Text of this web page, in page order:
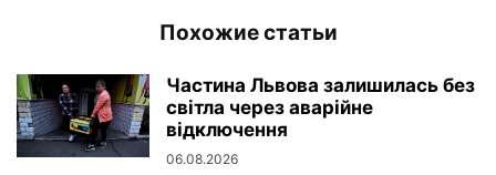
Похожие статьи
Частина Львова залишилась без
світла через аварійне
відключення
06.08.2026